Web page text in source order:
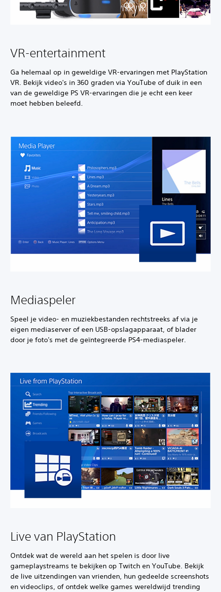
VR-entertainment
Ga helemaal op in geweldige VR-ervaringen met PlayStation
VR. Bekijk video's in 360 graden via YouTube of duik in een
van de geweldige PS VR-ervaringen die je echt een keer
moet hebben beleefd.‎
Mediaspeler
Speel je video- en muziekbestanden rechtstreeks af via je
eigen mediaserver of een USB-opslagapparaat, of blader
door je foto's met de geïntegreerde PS4-mediaspeler.
Live van PlayStation
Ontdek wat de wereld aan het spelen is door live
gameplaystreams te bekijken op Twitch en YouTube. Bekijk
de live uitzendingen van vrienden, hun gedeelde screenshots
en videoclips, of ontdek welke games wereldwijd trending